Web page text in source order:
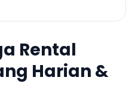
Rental
Harian &